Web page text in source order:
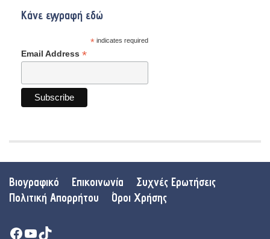
Κάνε εγγραφή εδώ
* indicates required
Email Address *
Βιογραφικό Επικοινωνία
Συχνές Ερωτήσεις
Πολιτική Απορρήτου
Όροι Χρήσης
Facebook
YouTube
TikTok